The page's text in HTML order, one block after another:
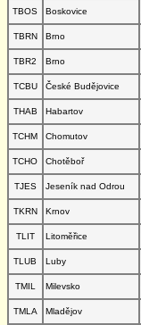
TBOS
Boskovice
TBRN
Brno
TBR2
Brno
TCBU
České Budějovice
THAB
Habartov
TCHM
Chomutov
TCHO
Chotěboř
TJES
Jeseník nad Odrou
TKRN
Krnov
TLIT
Litoměřice
TLUB
Luby
TMIL
Milevsko
TMLA
Mladějov